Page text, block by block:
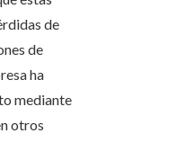
de
de
ha
mediante
otros